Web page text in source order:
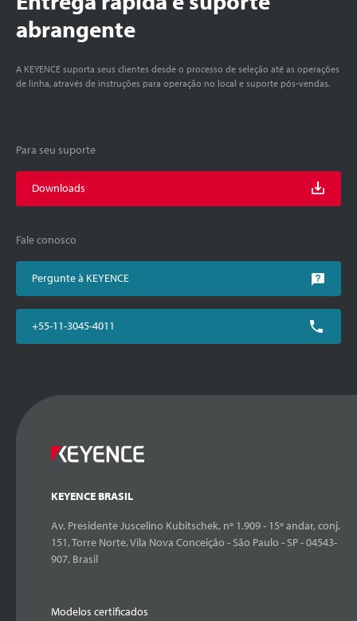
abrangente
A KEYENCE suporta seus clientes desde o processo de seleção até as operações
de linha, através de instruções para operação no local e suporte pós-vendas.
Para seu suporte
Downloads
Fale conosco
Pergunte à KEYENCE
+55-11-3045-4011
KEYENCE BRASIL
Av. Presidente Juscelino Kubitschek, nº 1.909 - 15º andar, conj.
151, Torre Norte, Vila Nova Conceição - São Paulo - SP - 04543-
907, Brasil
Modelos certificados